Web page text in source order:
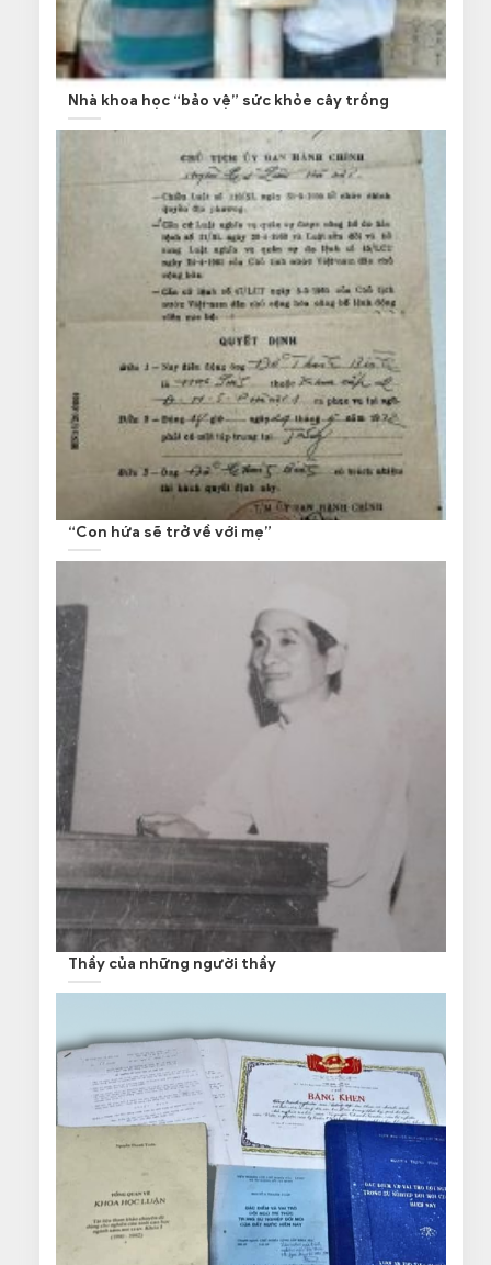
Nhà khoa học “bảo vệ” sức khỏe cây trồng
“Con hứa sẽ trở về với mẹ”
Thầy của những người thầy